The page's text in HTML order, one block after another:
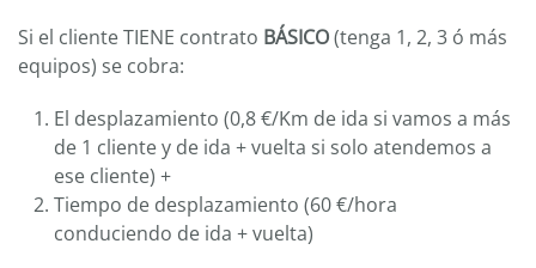
Si el cliente TIENE contrato BÁSICO(tenga 1, 2, 3 ó más
equipos) se cobra:
El desplazamiento (0,8 €/Km de ida si vamos a más
de 1 cliente y de ida + vuelta si solo atendemos a
ese cliente) +
Tiempo de desplazamiento (60 €/hora
conduciendo de ida + vuelta)